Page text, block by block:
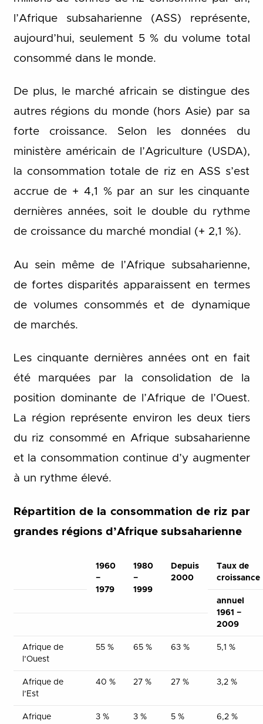
l’Afrique subsaharienne (ASS) représente,
aujourd’hui, seulement 5 % du volume total
consommé dans le monde.
De plus, le marché africain se distingue des
autres régions du monde (hors Asie) par sa
forte croissance. Selon les données du
ministère américain de l’Agriculture (USDA),
la consommation totale de riz en ASS s’est
accrue de + 4,1 % par an sur les cinquante
dernières années, soit le double du rythme
de croissance du marché mondial (+ 2,1 %).
Au sein même de l’Afrique subsaharienne,
de fortes disparités apparaissent en termes
de volumes consommés et de dynamique
de marchés.
Les cinquante dernières années ont en fait
été marquées par la consolidation de la
position dominante de l’Afrique de l’Ouest.
La région représente environ les deux tiers
du riz consommé en Afrique subsaharienne
et la consommation continue d’y augmenter
à un rythme élevé.
Répartition de la consommation de riz par
grandes régions d’Afrique subsaharienne
1960
−
1979
1980
−
1999
Depuis
2000
Taux de
croissance
annuel
1961 −
2009
Afrique de
l’Ouest
55 % 65 % 63 % 5,1 %
Afrique de
l’Est
40 % 27 % 27 % 3,2 %
Afrique
3 % 3 % 5 % 6,2 %